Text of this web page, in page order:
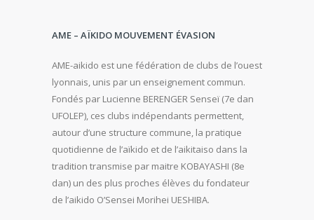
AME – AÏKIDO MOUVEMENT ÉVASION
AME-aikido est une fédération de clubs de l’ouest
lyonnais, unis par un enseignement commun.
Fondés par Lucienne BERENGER Senseï (7e dan
UFOLEP), ces clubs indépendants permettent,
autour d’une structure commune, la pratique
quotidienne de l’aïkido et de l’aikitaiso dans la
tradition transmise par maitre KOBAYASHI (8e
dan) un des plus proches élèves du fondateur
de l’aikido O’Sensei Morihei UESHIBA.